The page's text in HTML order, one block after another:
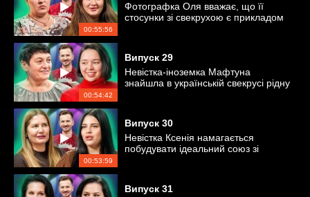
00:55:56
Фотографка Оля вважає, що її
стосунки зі свекрухою є прикладом
00:54:42
Випуск 29
Невістка-іноземка Мафтуна
знайшла в українській свекрусі рідну
00:53:59
Випуск 30
Невістка Ксенія намагається
побудувати ідеальний союз зі
Випуск 31